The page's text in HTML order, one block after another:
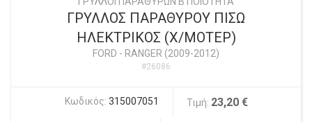
ΓΡΥΛΛΟΣ ΠΑΡΑΘΥΡΟΥ ΠΙΣΩ
ΗΛΕΚΤΡΙΚΟΣ (Χ/ΜΟΤΕΡ)
FORD - RANGER (2009-2012)
#26086
Κωδικός: 315007051 Τιμή: 23,20 €